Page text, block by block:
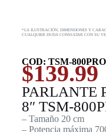
*LA ILUSTRACIÓN, DIMENSIONES Y
CUALQUIER DUDA CONSULTAR CON SU
COD: TSM-800PRO
$139.99
PARLANTE
8″ TSM-
– Tamaño 20 cm
– Potencia máxima